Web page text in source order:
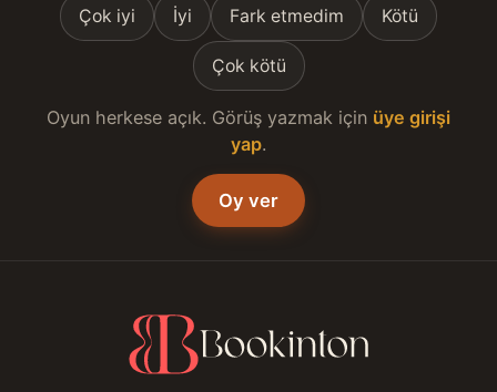
Çok iyi İyi Fark etmedim Kötü
Çok kötü
Oyun herkese açık. Görüş yazmak için üye girişi
yap.
Oy ver